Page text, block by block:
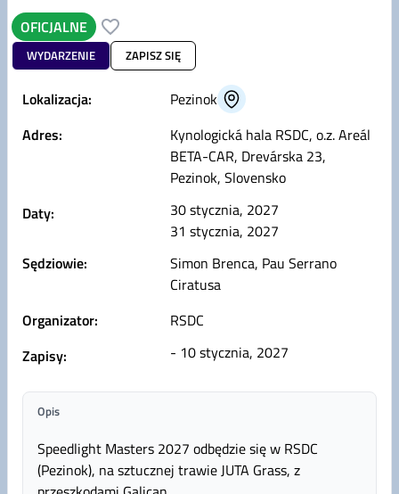
OFICJALNE
WYDARZENIE ZAPISZ SIĘ
Lokalizacja:
Pezinok
Adres:
Kynologická hala RSDC, o.z. Areál
BETA-CAR, Drevárska 23,
Pezinok, Slovensko
Daty:
30 stycznia, 2027
31 stycznia, 2027
Sędziowie:
Simon Brenca, Pau Serrano
Ciratusa
Organizator:
RSDC
Zapisy:
- 10 stycznia, 2027
Opis
Speedlight Masters 2027 odbędzie się w RSDC
(Pezinok), na sztucznej trawie JUTA Grass, z